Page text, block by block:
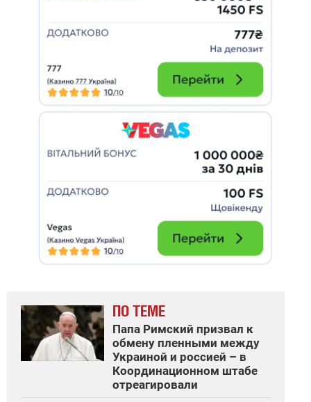
ПО ТЕМЕ
Папа Римский призвал к
обмену пленными между
Украиной и россией – в
Координационном штабе
отреагировали